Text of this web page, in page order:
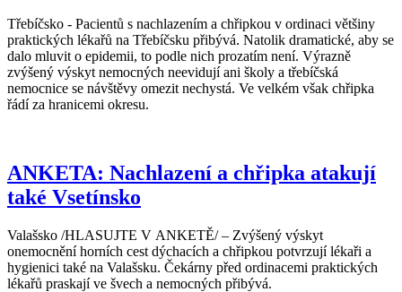
Třebíčsko - Pacientů s nachlazením a chřipkou v ordinaci většiny
praktických lékařů na Třebíčsku přibývá. Natolik dramatické, aby se
dalo mluvit o epidemii, to podle nich prozatím není. Výrazně
zvýšený výskyt nemocných neevidují ani školy a třebíčská
nemocnice se návštěvy omezit nechystá. Ve velkém však chřipka
řádí za hranicemi okresu.
ANKETA: Nachlazení a chřipka atakují
také Vsetínsko
Valašsko /HLASUJTE V ANKETĚ/ – Zvýšený výskyt
onemocnění horních cest dýchacích a chřipkou potvrzují lékaři a
hygienici také na Valašsku. Čekárny před ordinacemi praktických
lékařů praskají ve švech a nemocných přibývá.